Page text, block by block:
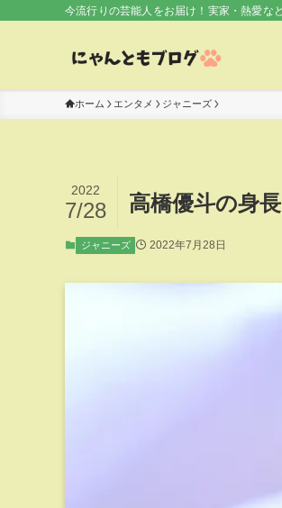
今流行りの芸能人をお届け！実家・熱愛な
ホーム エンタメ ジャニーズ
高橋優斗の身
2022
7/28
ジャニーズ 2022年7月28日